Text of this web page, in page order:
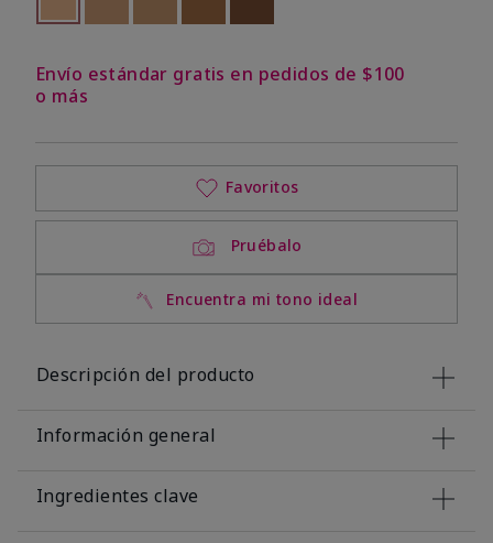
seleccionado
Out of stock
Envío estándar gratis en pedidos de $100
o más
Pruébalo
Encuentra mi tono ideal
Favoritos
Descripción del producto
Información general
Ingredientes clave